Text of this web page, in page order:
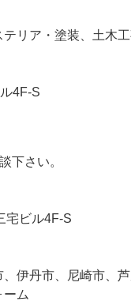
リア・塗装、土木
4F-S
下さい。
宅ビル4F-S
伊丹市、尼崎市、
ム